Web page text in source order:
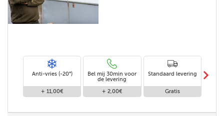
Anti-vries (-20°)
+ 11,00€
Bel mij 30min voor
de levering
+ 2,00€
Standaard levering
Gratis
m